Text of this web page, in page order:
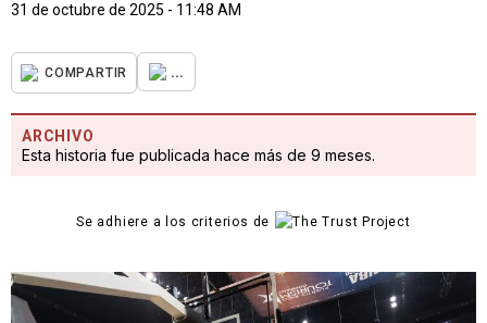
31 de octubre de 2025 - 11:48 AM
COMPARTIR ...
ARCHIVO
Esta historia fue publicada hace más de 9 meses.
Se adhiere a los criterios de